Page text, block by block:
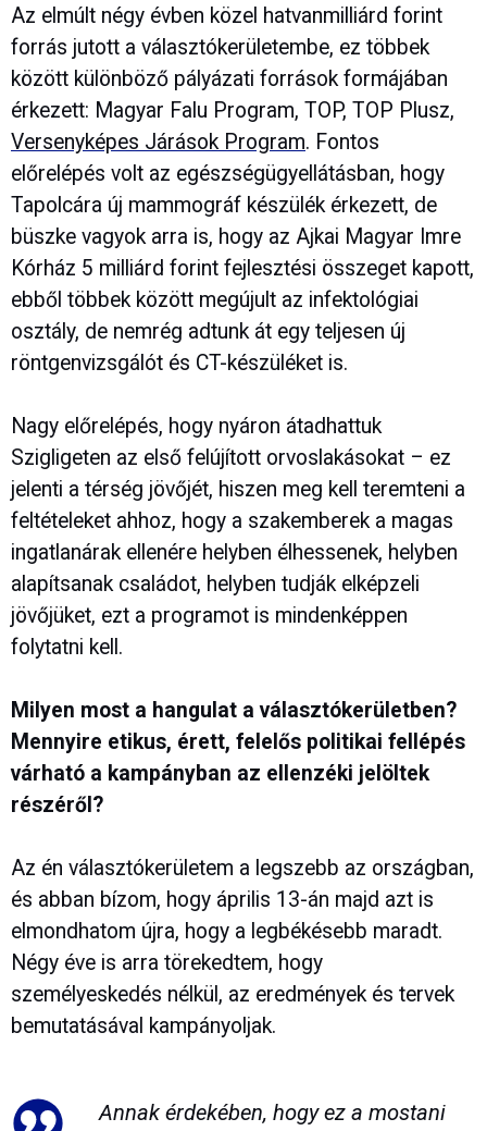
Az elmúlt négy évben közel hatvanmilliárd forint
forrás jutott a választókerületembe, ez többek
között különböző pályázati források formájában
érkezett: Magyar Falu Program, TOP, TOP Plusz,
Versenyképes Járások Program. Fontos
előrelépés volt az egészségügyellátásban, hogy
Tapolcára új mammográf készülék érkezett, de
büszke vagyok arra is, hogy az Ajkai Magyar Imre
Kórház 5 milliárd forint fejlesztési összeget kapott,
ebből többek között megújult az infektológiai
osztály, de nemrég adtunk át egy teljesen új
röntgenvizsgálót és CT-készüléket is.
Nagy előrelépés, hogy nyáron átadhattuk
Szigligeten az első felújított orvoslakásokat – ez
jelenti a térség jövőjét, hiszen meg kell teremteni a
feltételeket ahhoz, hogy a szakemberek a magas
ingatlanárak ellenére helyben élhessenek, helyben
alapítsanak családot, helyben tudják elképzeli
jövőjüket, ezt a programot is mindenképpen
folytatni kell.
Milyen most a hangulat a választókerületben?
Mennyire etikus, érett, felelős politikai fellépés
várható a kampányban az ellenzéki jelöltek
részéről?
Az én választókerületem a legszebb az országban,
és abban bízom, hogy április 13-án majd azt is
elmondhatom újra, hogy a legbékésebb maradt.
Négy éve is arra törekedtem, hogy
személyeskedés nélkül, az eredmények és tervek
bemutatásával kampányoljak.
Annak érdekében, hogy ez a mostani